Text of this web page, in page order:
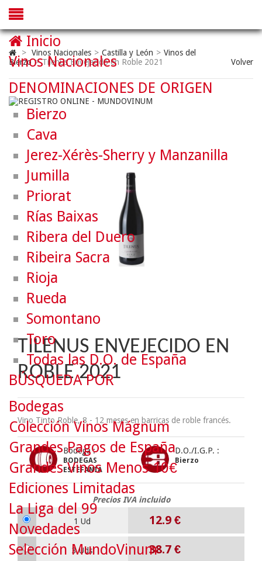
> Vinos Nacionales > Castilla y León > Vinos del
Bierzo > Tilenus Envejecido en Roble 2021 Volver
TILENUS ENVEJECIDO EN
ROBLE 2021
Vino Tinto Roble, 8 - 12 meses en barricas de roble francés.
Bodega :
BODEGAS
ESTEFANÍA
D.O./I.G.P. :
Bierzo
Precios IVA incluido
1 Ud 12.9 €
3 Uds 38.7 €
Inicio
Vinos Nacionales
DENOMINACIONES DE ORIGEN
Bierzo
Cava
Jerez-Xérès-Sherry y Manzanilla
Jumilla
Priorat
Rías Baixas
Ribera del Duero
Ribeira Sacra
Rioja
Rueda
Somontano
Toro
Todas las D.O. de España
BÚSQUEDA POR
Bodegas
Colección Vinos Mágnum
Grandes Pagos de España
Grandes Vinos Menos 10€
Ediciones Limitadas
La Liga del 99
Novedades
Selección MundoVinum